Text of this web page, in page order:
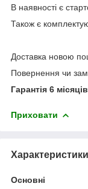
В наявності є
Також є
Доставка новою
Повернення чи
Гарантія 6 місяців
Приховати
Характеристики
Основні